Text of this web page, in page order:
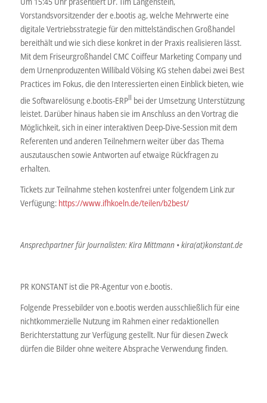
Vorstandsvorsitzender der e.bootis ag, welche Mehrwerte eine
digitale Vertriebsstrategie für den mittelständischen Großhandel
bereithält und wie sich diese konkret in der Praxis realisieren lässt.
Mit dem Friseurgroßhandel CMC Coiffeur Marketing Company und
dem Urnenproduzenten Willibald Völsing KG stehen dabei zwei Best
Practices im Fokus, die den Interessierten einen Einblick bieten, wie
die Softwarelösung e.bootis-ERPII bei der Umsetzung Unterstützung
leistet. Darüber hinaus haben sie im Anschluss an den Vortrag die
Möglichkeit, sich in einer interaktiven Deep-Dive-Session mit dem
Referenten und anderen Teilnehmern weiter über das Thema
auszutauschen sowie Antworten auf etwaige Rückfragen zu
erhalten.
Tickets zur Teilnahme stehen kostenfrei unter folgendem Link zur
Verfügung: https://www.ifhkoeln.de/teilen/b2best/
Ansprechpartner für Journalisten: Kira Mittmann • kira(at)konstant.de
PR KONSTANT ist die PR-Agentur von e.bootis.
Folgende Pressebilder von e.bootis werden ausschließlich für eine
nichtkommerzielle Nutzung im Rahmen einer redaktionellen
Berichterstattung zur Verfügung gestellt. Nur für diesen Zweck
dürfen die Bilder ohne weitere Absprache Verwendung finden.